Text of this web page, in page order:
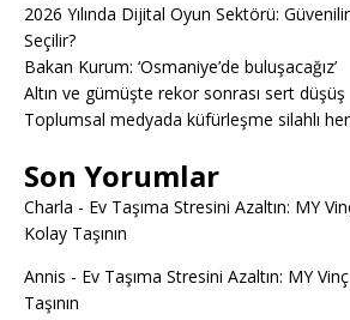
2026 Yılında Dijital Oyun Sektörü:
Seçilir?
Bakan Kurum: ‘Osmaniye’de buluşacağız’
Altın ve gümüşte rekor sonrası sert düşüş
Toplumsal medyada küfürleşme silahlı
Son Yorumlar
Charla - Ev Taşıma Stresini Azaltın: MY
Kolay Taşının
Annis - Ev Taşıma Stresini Azaltın: MY
Taşının